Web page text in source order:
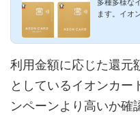
多種多様な
ます。イオ
利用金額に応じた還元
としているイオンカー
ンペーンより高いか確